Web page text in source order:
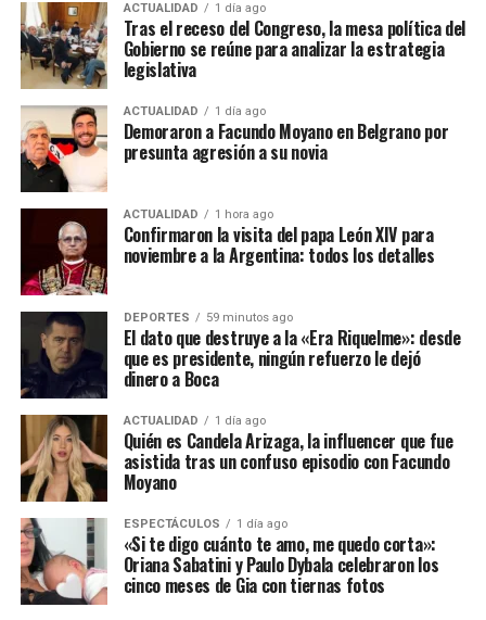
ACTUALIDAD 1 día ago
Tras el receso del Congreso, la mesa política del
Gobierno se reúne para analizar la estrategia
legislativa
ACTUALIDAD 1 día ago
Demoraron a Facundo Moyano en Belgrano por
presunta agresión a su novia
ACTUALIDAD 1 hora ago
Confirmaron la visita del papa León XIV para
noviembre a la Argentina: todos los detalles
DEPORTES 59 minutos ago
El dato que destruye a la «Era Riquelme»: desde
que es presidente, ningún refuerzo le dejó
dinero a Boca
ACTUALIDAD 1 día ago
Quién es Candela Arizaga, la influencer que fue
asistida tras un confuso episodio con Facundo
Moyano
ESPECTÁCULOS 1 día ago
«Si te digo cuánto te amo, me quedo corta»:
Oriana Sabatini y Paulo Dybala celebraron los
cinco meses de Gia con tiernas fotos